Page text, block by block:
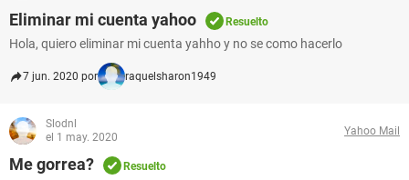
Eliminar mi cuenta yahoo Resuelto
Hola, quiero eliminar mi cuenta yahho y no se como hacerlo
7 jun. 2020 por raquelsharon1949
Slodnl
el 1 may. 2020
Yahoo Mail
Me gorrea? Resuelto